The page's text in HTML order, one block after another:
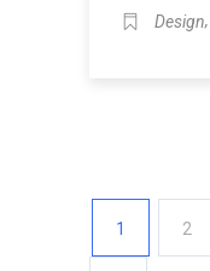
Design,
1 2